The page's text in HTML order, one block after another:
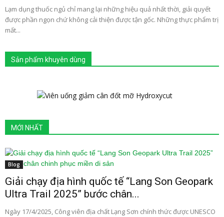
Lạm dụng thuốc ngủ chỉ mang lại những hiệu quả nhất thời, giải quyết
được phần ngọn chứ không cải thiện được tận gốc. Những thực phẩm trị
mất...
Sản phẩm khuyên dùng
MỚI NHẤT
Blog
Giải chạy địa hình quốc tế “Lang Son Geopark
Ultra Trail 2025” bước chân...
Ngày 17/4/2025, Công viên địa chất Lạng Sơn chính thức được UNESCO